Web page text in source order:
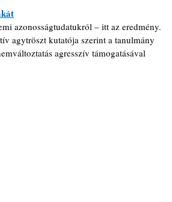
azonosságtudatukról – itt az eredmény.
agytröszt kutatója szerint a tanulmány
agresszív támogatásával